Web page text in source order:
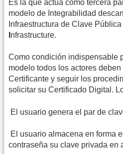
Es la que actúa como tercera
modelo de Integrabilidad
Infraestructura de Clave
nfrastructure.
Como condición indispensable
modelo todos los actores
Certificante y seguir los
solicitar su Certificado Digital.
 El usuario genera el par de
 El usuario almacena en forma
contraseña su clave privada en